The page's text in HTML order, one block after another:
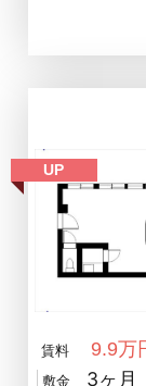
UP
賃料 9.9万
敷金 3ヶ月